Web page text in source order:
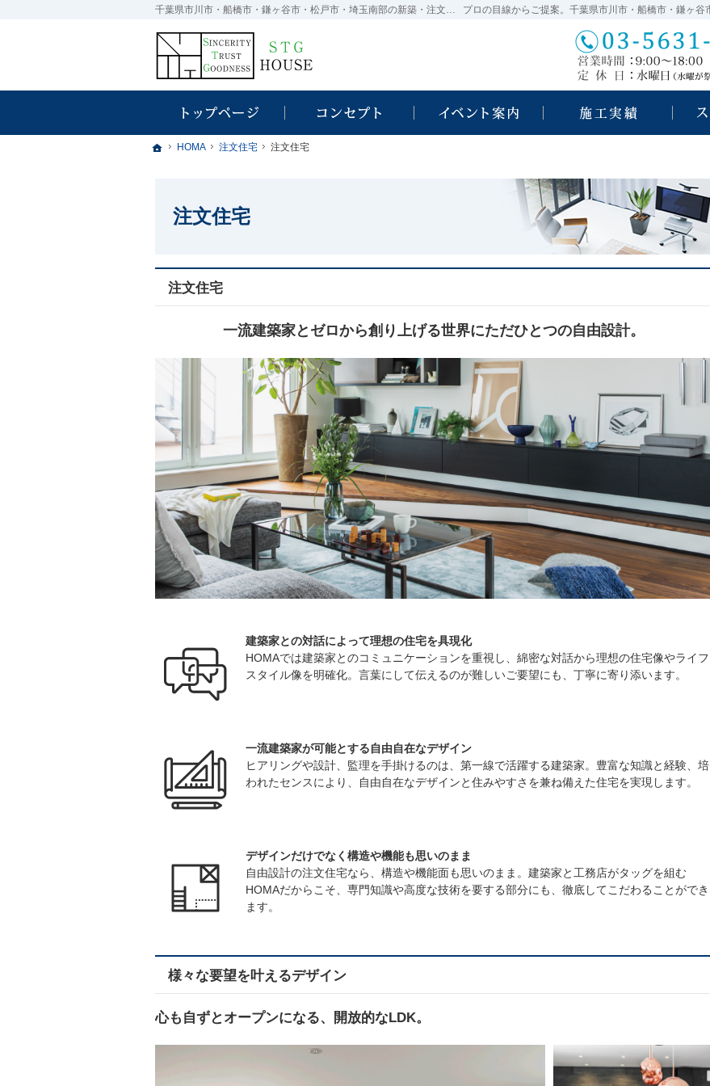
ホーム
HOMA 注文住宅 注文住宅
注文住宅
千葉県市川市・船橋市・鎌ヶ谷市・松戸市・埼玉南部の新築・注文住宅・新築戸建てを手がける工務店なら瀬戸口工業
注文住宅
一流建築家とゼロから創り上げる世界にただひとつの自由設計。
建築家との対話によって理想の住宅を具現化
HOMAでは建築家とのコミュニケーションを重視し、綿密な対話から理想の住宅像やライフ
スタイル像を明確化。言葉にして伝えるのが難しいご要望にも、丁寧に寄り添います。
一流建築家が可能とする自由自在なデザイン
ヒアリングや設計、監理を手掛けるのは、第一線で活躍する建築家。豊富な知識と経験、培
われたセンスにより、自由自在なデザインと住みやすさを兼ね備えた住宅を実現します。
デザインだけでなく構造や機能も思いのまま
自由設計の注文住宅なら、構造や機能面も思いのまま。建築家と工務店がタッグを組む
HOMAだからこそ、専門知識や高度な技術を要する部分にも、徹底してこだわることができ
ます。
様々な要望を叶えるデザイン
心も自ずとオープンになる、開放的なLDK。
ホーム
HOMA 注文住宅 注文住宅